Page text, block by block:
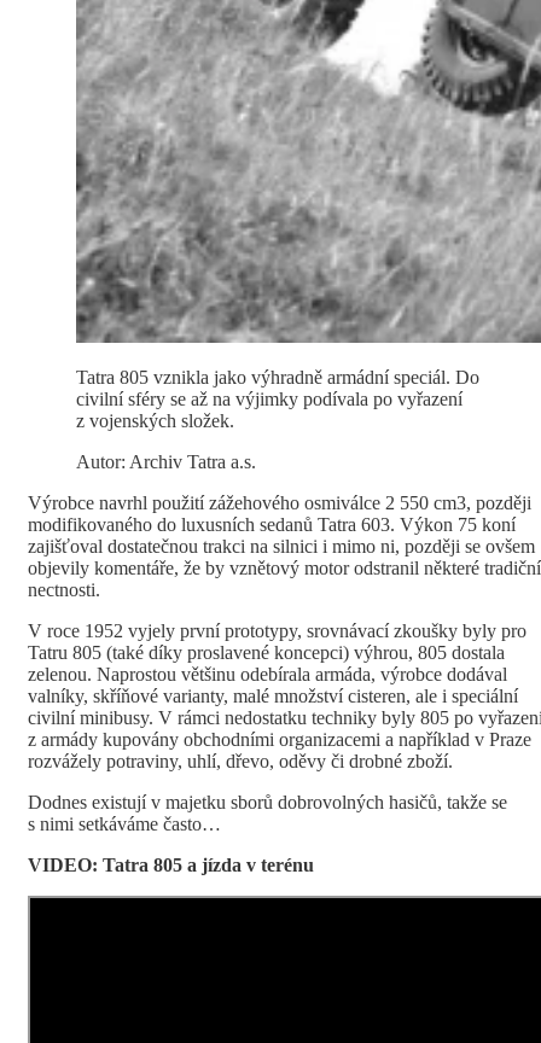
Tatra 805 vznikla jako výhradně armádní speciál. Do
civilní sféry se až na výjimky podívala po vyřazení
z vojenských složek.
Autor: Archiv Tatra a.s.
Výrobce navrhl použití zážehového osmiválce 2 550 cm3, později
modifikovaného do luxusních sedanů Tatra 603. Výkon 75 koní
zajišťoval dostatečnou trakci na silnici i mimo ni, později se ovšem
objevily komentáře, že by vznětový motor odstranil některé tradiční
nectnosti.
V roce 1952 vyjely první prototypy, srovnávací zkoušky byly pro
Tatru 805 (také díky proslavené koncepci) výhrou, 805 dostala
zelenou. Naprostou většinu odebírala armáda, výrobce dodával
valníky, skříňové varianty, malé množství cisteren, ale i speciální
civilní minibusy. V rámci nedostatku techniky byly 805 po
z armády kupovány obchodními organizacemi a například v Praze
rozvážely potraviny, uhlí, dřevo, oděvy či drobné zboží.
Dodnes existují v majetku sborů dobrovolných hasičů, takže se
s nimi setkáváme často…
VIDEO: Tatra 805 a jízda v terénu